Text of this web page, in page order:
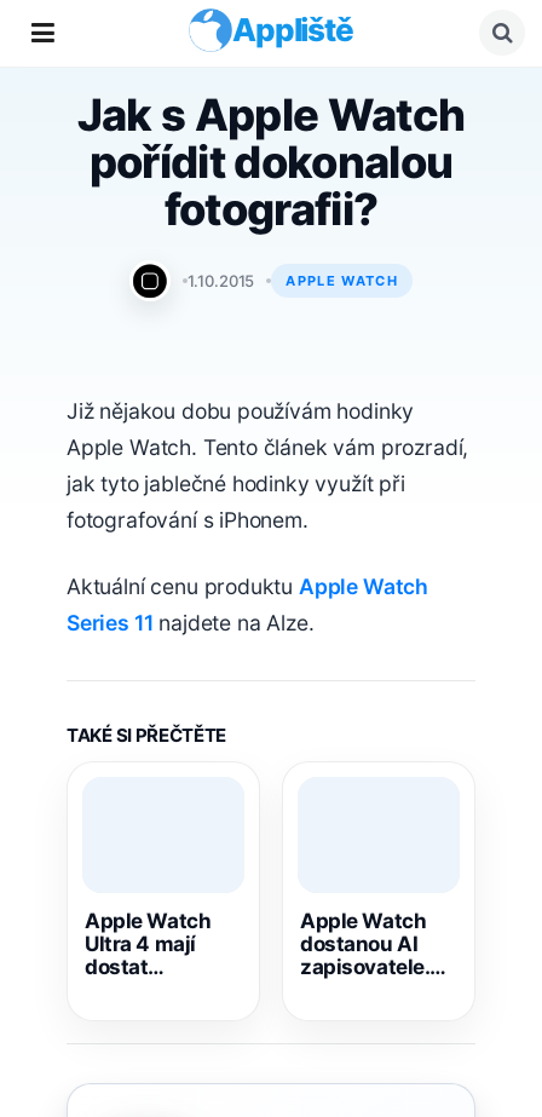
Appliště
Jak s Apple Watch
pořídit dokonalou
fotografii?
iPhonefoto.cz
1.10.2015 APPLE WATCH
Již nějakou dobu používám hodinky
Apple Watch. Tento článek vám prozradí,
jak tyto jablečné hodinky využít při
fotografování s iPhonem.
Aktuální cenu produktu Apple Watch
Series 11 najdete na Alze.
TAKÉ SI PŘEČTĚTE
Apple Watch
Ultra 4 mají
dostat
Apple Watch
dostanou AI
zapisovatele.